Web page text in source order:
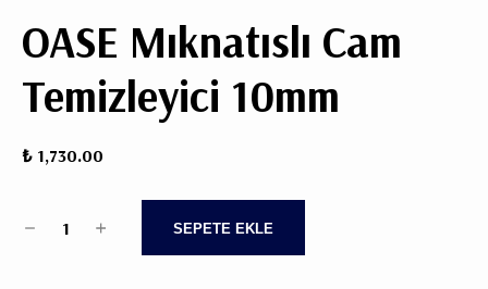
OASE Mıknatıslı Cam
Temizleyici 10mm
₺ 1,730.00
1 SEPETE EKLE